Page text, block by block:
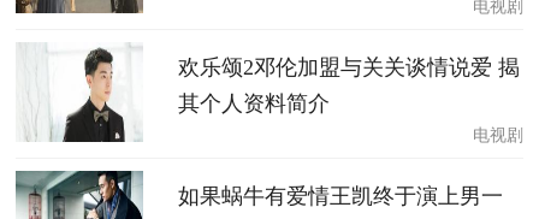
电视剧
欢乐颂2邓伦加盟与关关谈情说爱 揭
其个人资料简介
电视剧
如果蜗牛有爱情王凯终于演上男一